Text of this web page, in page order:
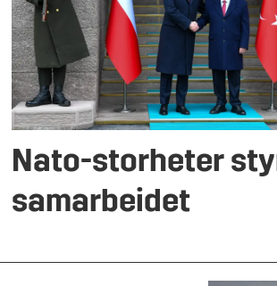
Nato-storheter
samarbeidet